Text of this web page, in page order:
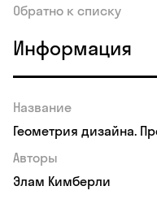
Обратно к списку
Информация
Название
Геометрия дизайна.
Авторы
Элам Кимберли